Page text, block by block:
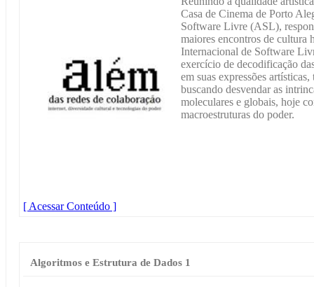
Casa de Cinema de Porto
Software Livre (ASL),
maiores encontros de cultura
Internacional de Software
exercício de decodificação
em suas expressões
buscando desvendar as
moleculares e globais, hoje
macroestruturas do poder.
[ Acessar Conteúdo ]
Algoritmos e Estrutura de Dados 1